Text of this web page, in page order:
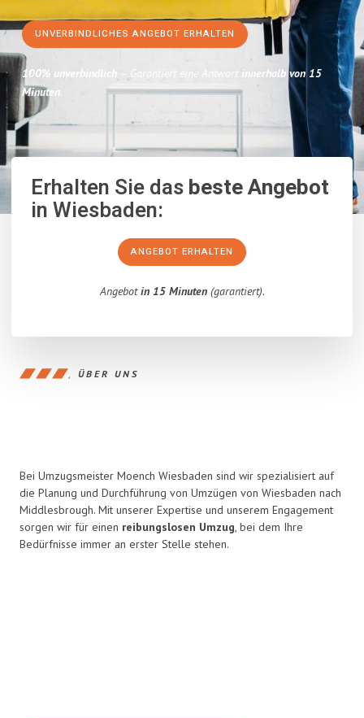
UNVERBINDLICHES ANGEBOT ERHALTEN
100% unverbindlich – Garantiert eine Antwort innerhalb von 15
Minuten.
Erhalten Sie dasbeste Angebot
in Wiesbaden:
ANGEBOT ERHALTEN
Angebotin 15 Minuten(garantiert).
ÜBER UNS
Bei Umzugsmeister Moench Wiesbaden sind wir spezialisiert auf
die Planung und Durchführung von Umzügen von Wiesbaden nach
Middlesbrough. Mit unserer Expertise und unserem Engagement
sorgen wir für einen reibungslosen Umzug, bei dem Ihre
Bedürfnisse immer an erster Stelle stehen.